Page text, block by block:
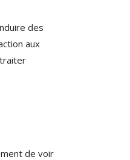
des
aux
de voir